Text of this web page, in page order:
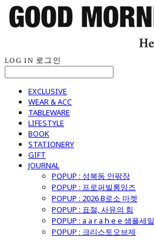
LOG IN 로그인
EXCLUSIVE
WEAR & ACC
TABLEWARE
LIFESTYLE
BOOK
STATIONERY
GIFT
JOURNAL
POPUP : 성북동 안팎장
POPUP : 프로퍼빌롱잉즈
POPUP : 2026 B로소 마켓
POPUP : 표절, 사유의 힘
POPUP : a a r a h e e 샘플세일
POPUP : 크리스토오브제